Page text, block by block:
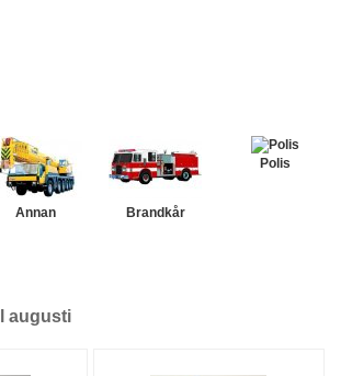
Annan Brandkår
Polis
augusti